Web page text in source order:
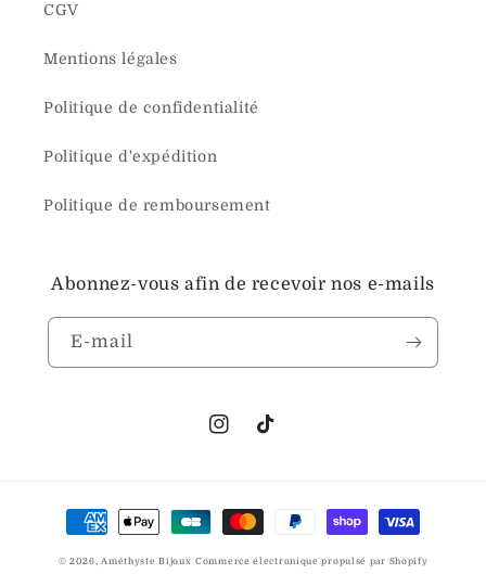
CGV
Mentions légales
Politique de confidentialité
Politique d'expédition
Politique de remboursement
Abonnez-vous afin de recevoir nos e-mails
E-mail
Instagram
TikTok
Moyens
de
paiement
© 2026,Améthyste Bijoux Commerce électronique propulsé par Shopify